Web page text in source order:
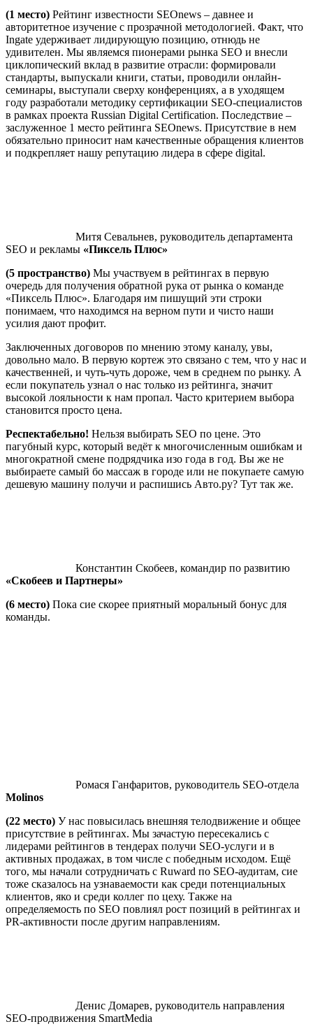
(1 место) Рейтинг известности SEOnews – давнее и
авторитетное изучение с прозрачной методологией. Факт, что
Ingate удерживает лидирующую позицию, отнюдь не
удивителен. Мы являемся пионерами рынка SEO и внесли
циклопический вклад в развитие отрасли: формировали
стандарты, выпускали книги, статьи, проводили онлайн-
семинары, выступали сверху конференциях, а в уходящем
году разработали методику сертификации SEO-специалистов
в рамках проекта Russian Digital Certification. Последствие –
заслуженное 1 место рейтинга SEOnews. Присутствие в нем
обязательно приносит нам качественные обращения клиентов
и подкрепляет нашу репутацию лидера в сфере digital.
Митя Севальнев, руководитель департамента
SEO и рекламы «Пиксель Плюс»
(5 пространство) Мы участвуем в рейтингах в первую
очередь для получения обратной рука от рынка о команде
«Пиксель Плюс». Благодаря им пишущий эти строки
понимаем, что находимся на верном пути и чисто наши
усилия дают профит.
Заключенных договоров по мнению этому каналу, увы,
довольно мало. В первую кортеж это связано с тем, что у нас и
качественней, и чуть-чуть дороже, чем в среднем по рынку. А
если покупатель узнал о нас только из рейтинга, значит
высокой лояльности к нам пропал. Часто критерием выбора
становится просто цена.
Респектабельно! Нельзя выбирать SEO по цене. Это
пагубный курс, который ведёт к многочисленным ошибкам и
многократной смене подрядчика изо года в год. Вы же не
выбираете самый бо массаж в городе или не покупаете самую
дешевую машину получи и распишись Авто.ру? Тут так же.
Константин Скобеев, командир по развитию
«Скобеев и Партнеры»
(6 место) Пока сие скорее приятный моральный бонус для
команды.
Ромася Ганфаритов, руководитель SEO-отдела
Molinos
(22 место) У нас повысилась внешняя телодвижение и общее
присутствие в рейтингах. Мы зачастую пересекались с
лидерами рейтингов в тендерах получи SEO-услуги и в
активных продажах, в том числе с победным исходом. Ещё
того, мы начали сотрудничать с Ruward по SEO-аудитам, сие
тоже сказалось на узнаваемости как среди потенциальных
клиентов, яко и среди коллег по цеху. Также на
определяемость по SEO повлиял рост позиций в рейтингах и
PR-активности после другим направлениям.
Денис Домарев, руководитель направления
SEO-продвижения SmartMedia